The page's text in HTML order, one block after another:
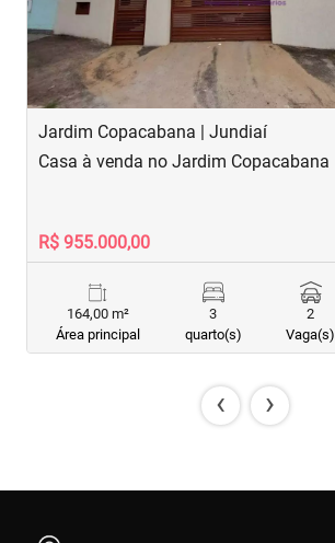
Jardim Copacabana | Jundiaí
Casa à venda no Jardim Copacabana
R$ 955.000,00
164,00 m²
Área principal
3
quarto(s)
2
Vaga(s)
‹ ›